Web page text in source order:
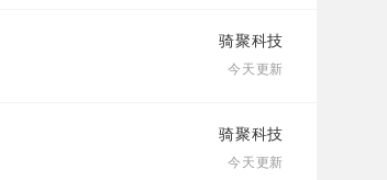
骑聚科技
今天更新
骑聚科技
今天更新